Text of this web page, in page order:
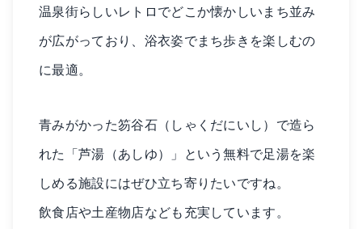
温泉街らしいレトロでどこか懐かしいまち並み
が広がっており、浴衣姿でまち歩きを楽しむの
に最適。
青みがかった笏谷石（しゃくだにいし）で造ら
れた「芦湯（あしゆ）」という無料で足湯を楽
しめる施設にはぜひ立ち寄りたいですね。
飲食店や土産物店なども充実しています。